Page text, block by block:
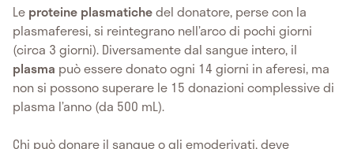
Le proteine plasmatichedel donatore, perse con la
plasmaferesi, si reintegrano nell’arco di pochi giorni
(circa 3 giorni). Diversamente dal sangue intero, il
plasma può essere donato ogni 14 giorni in aferesi, ma
non si possono superare le 15 donazioni complessive di
plasma l’anno (da 500 mL).
Chi può donare il sangue o gli emoderivati, deve